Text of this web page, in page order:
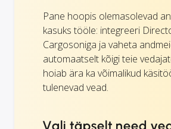
Pane hoopis olemasolevad
kasuks tööle: integreeri
Cargosoniga ja vaheta
automaatselt kõigi teie
hoiab ära ka võimalikud
tulenevad vead.